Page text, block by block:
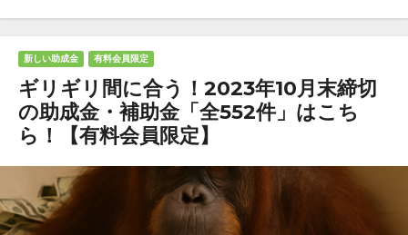
新しい助成金 有料会員限定
ギリギリ間に合う！2023年10月末締切
の助成金・補助金「全552件」はこち
ら！【有料会員限定】